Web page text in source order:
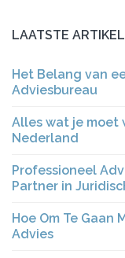
LAATSTE
Het Belang van
Adviesbureau
Alles wat je moet
Nederland
Professioneel
Partner in
Hoe Om Te Gaan
Advies